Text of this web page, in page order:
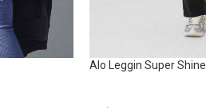
Alo Leggin Super Shine